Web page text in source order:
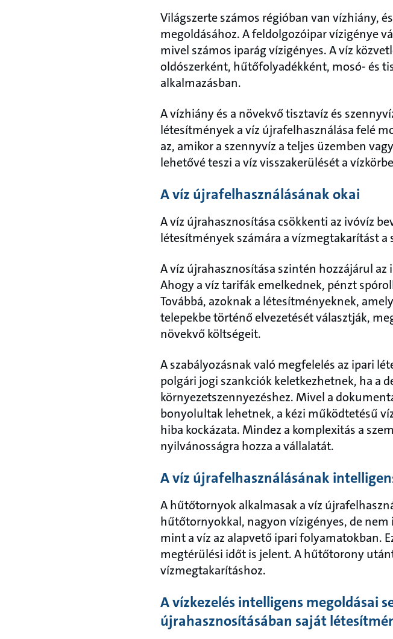
Világszerte számos régióban van vízhiány,
megoldásához. A feldolgozóipar vízigénye
mivel számos iparág vízigényes. A víz
oldószerként, hűtőfolyadékként, mosó- és
alkalmazásban.
A vízhiány és a növekvő tisztavíz és
létesítmények a víz újrafelhasználása felé
az, amikor a szennyvíz a teljes üzemben
lehetővé teszi a víz visszakerülését a
A víz újrafelhasználásának okai
A víz újrahasznosítása csökkenti az ivóvíz
létesítmények számára a vízmegtakarítást a
A víz újrahasznosítása szintén hozzájárul
Ahogy a víz tarifák emelkednek, pénzt
Továbbá, azoknak a létesítményeknek,
telepekbe történő elvezetését választják,
növekvő költségeit.
A szabályozásnak való megfelelés az ipari
polgári jogi szankciók keletkezhetnek, ha a
környezetszennyezéshez. Mivel a
bonyolultak lehetnek, a kézi működtetésű
hiba kockázata. Mindez a komplexitás a
nyilvánosságra hozza a vállalatát.
A víz újrafelhasználásának
A hűtőtornyok alkalmasak a víz
hűtőtornyokkal, nagyon vízigényes, de
mint a víz az alapvető ipari folyamatokban.
megtérülési időt is jelent. A hűtőtorony
vízmegtakarításhoz.
A vízkezelés intelligens megoldásai
újrahasznosításában saját